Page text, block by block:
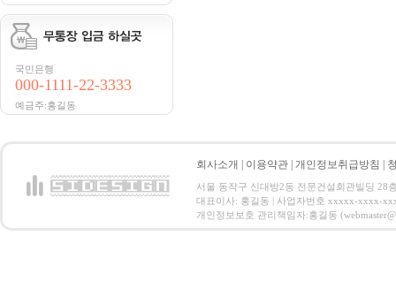
국민은행
000-1111-22-3333
예금주:홍길동
회사소개 이용약관 개인정보취급방침
서울 동작구 신대방2동 전문건설회관빌딩 28
대표이사: 홍길동 | 사업자번호 xxxxx-xxxx-
개인정보보호 관리책임자:홍길동